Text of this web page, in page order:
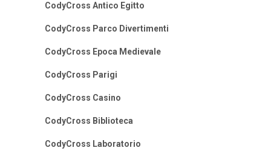
CodyCross Antico Egitto
CodyCross Parco Divertimenti
CodyCross Epoca Medievale
CodyCross Parigi
CodyCross Casino
CodyCross Biblioteca
CodyCross Laboratorio